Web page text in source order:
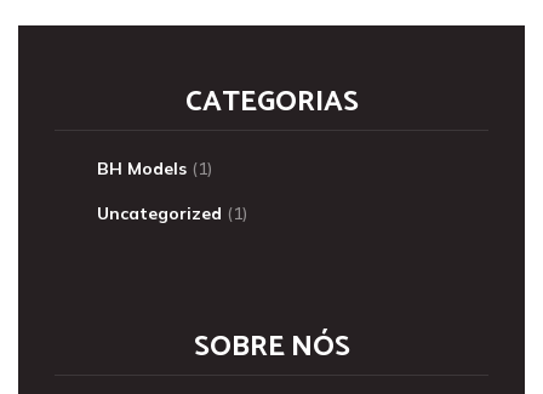
CATEGORIAS
BH Models (1)
Uncategorized (1)
SOBRE NÓS